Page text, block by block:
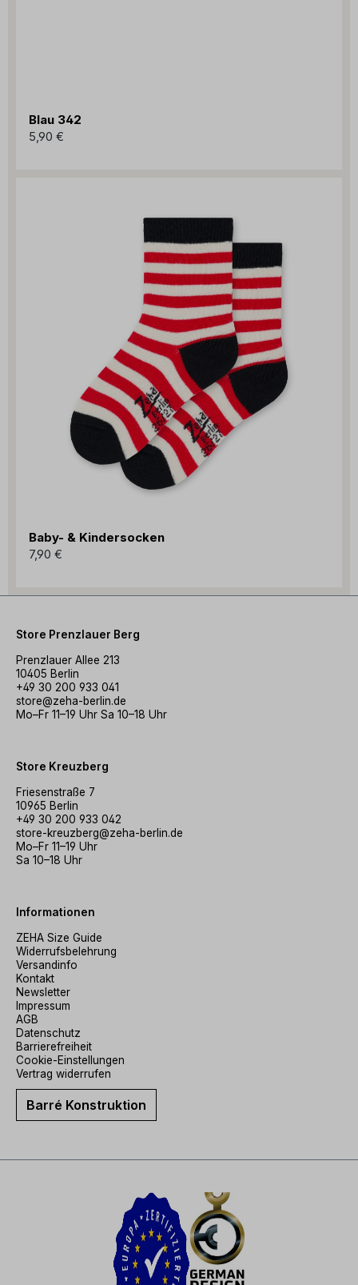
Blau 342
5,90 €
Baby- & Kindersocken
7,90 €
Store Prenzlauer Berg
Prenzlauer Allee 213
10405 Berlin
+49 30 200 933 041
store@zeha-berlin.de
Mo–Fr 11–19 Uhr Sa 10–18 Uhr
Store Kreuzberg
Friesenstraße 7
10965 Berlin
+49 30 200 933 042
store-kreuzberg@zeha-berlin.de
Mo–Fr 11–19 Uhr
Sa 10–18 Uhr
Informationen
ZEHA Size Guide
Widerrufsbelehrung
Versandinfo
Kontakt
Newsletter
Impressum
AGB
Datenschutz
Barrierefreiheit
Cookie-Einstellungen
Vertrag widerrufen
Barré Konstruktion